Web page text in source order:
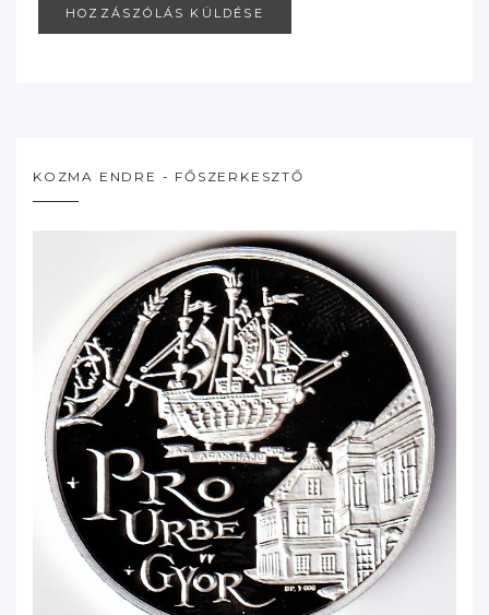
KOZMA ENDRE - FŐSZERKESZTŐ